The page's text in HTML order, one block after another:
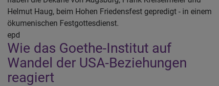
Helmut Haug, beim Hohen Friedensfest gepredigt - in einem
ökumenischen Festgottesdienst.
epd
Wie das Goethe-Institut auf
Wandel der USA-Beziehungen
reagiert